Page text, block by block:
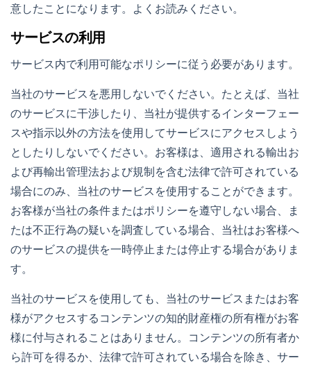
意したことになります。よくお読みください。
サービスの利用
サービス内で利用可能なポリシーに従う必要があります。
当社のサービスを悪用しないでください。たとえば、当社
のサービスに干渉したり、当社が提供するインターフェー
スや指示以外の方法を使用してサービスにアクセスしよう
としたりしないでください。お客様は、適用される輸出お
よび再輸出管理法および規制を含む法律で許可されている
場合にのみ、当社のサービスを使用することができます。
お客様が当社の条件またはポリシーを遵守しない場合、ま
たは不正行為の疑いを調査している場合、当社はお客様へ
のサービスの提供を一時停止または停止する場合がありま
す。
当社のサービスを使用しても、当社のサービスまたはお客
様がアクセスするコンテンツの知的財産権の所有権がお客
様に付与されることはありません。コンテンツの所有者か
ら許可を得るか、法律で許可されている場合を除き、サー